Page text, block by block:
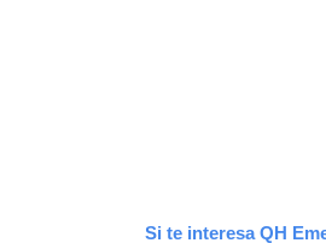
Si te interesa QH